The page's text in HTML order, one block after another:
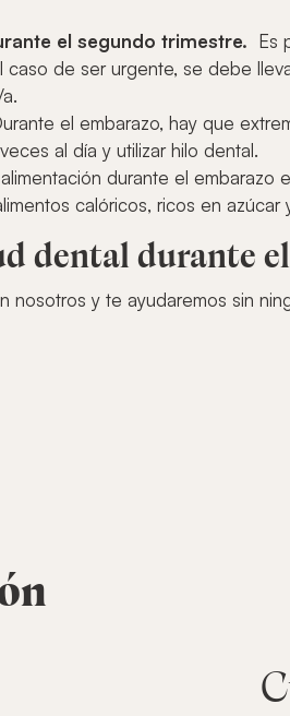
el segundo trimestre. Es
de ser urgente, se debe
el embarazo, hay que
al día y utilizar hilo dental.
durante el embarazo
calóricos, ricos en azúcar
dental durante
nosotros y te ayudaremos sin